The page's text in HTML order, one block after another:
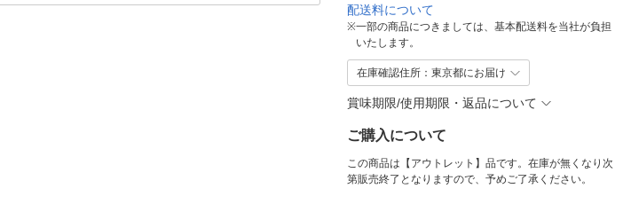
配送料について
※一部の商品につきましては、基本配送料を当社が負担
いたします。
在庫確認住所：東京都にお届け
賞味期限/使用期限・返品について
ご購入について
この商品は【アウトレット】品です。在庫が無くなり次
第販売終了となりますので、予めご了承ください。